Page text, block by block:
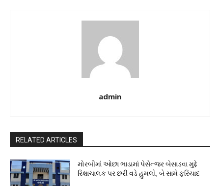
admin
RELATED ARTICLES
મોરબીમાં ઓછા ભાડામાં પેસેન્જર બેસાડવા મુદ્દે
રિક્ષાચાલક પર છરી વડે હુમલો, બે સામે ફરિયાદ